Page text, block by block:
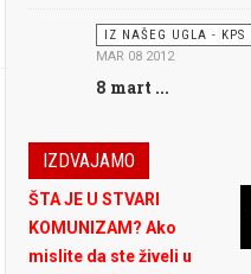
IZ NAŠEG UGLA - KPS
MAR 08 2012
8 mart ...
IZDVAJAMO
ŠTA JE U STVARI
KOMUNIZAM? Ako
mislite da ste živeli u